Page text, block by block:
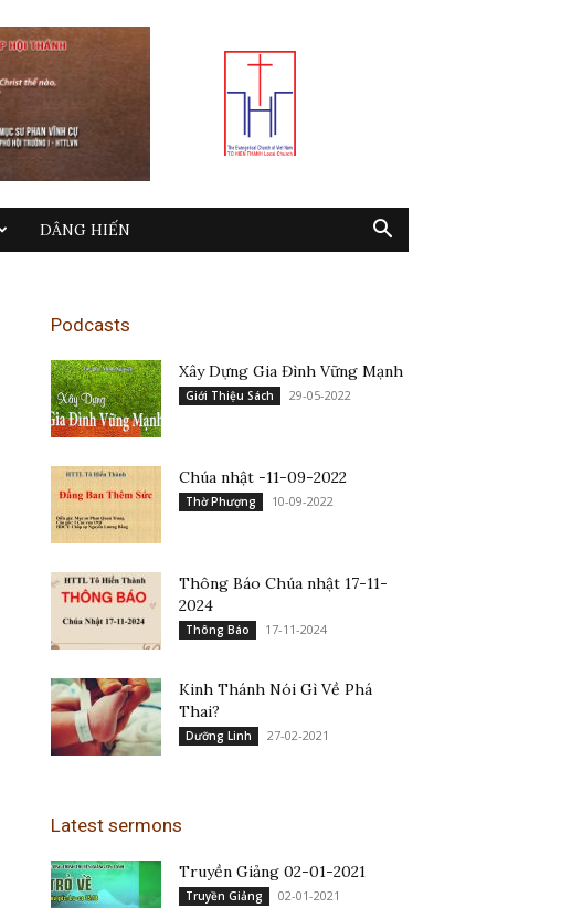
DÂNG HIẾN
Podcasts
Xây Dựng Gia Đình Vững Mạnh
Giới Thiệu Sách 29-05-2022
Chúa nhật -11-09-2022
Thờ Phượng 10-09-2022
Thông Báo Chúa nhật 17-11-
2024
Thông Báo 17-11-2024
Kinh Thánh Nói Gì Về Phá
Thai?
Dưỡng Linh 27-02-2021
Latest sermons
Truyền Giảng 02-01-2021
Truyền Giảng 02-01-2021